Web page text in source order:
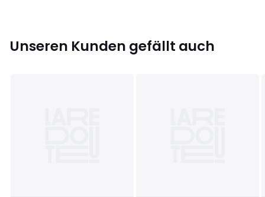
Unseren Kunden gefällt auch